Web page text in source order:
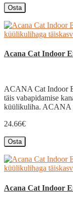
Osta
Acana Cat Indoor
ACANA Cat Indoor
täis vabapidamise
küülikuliha. ACANA
24.66€
Osta
Acana Cat Indoor